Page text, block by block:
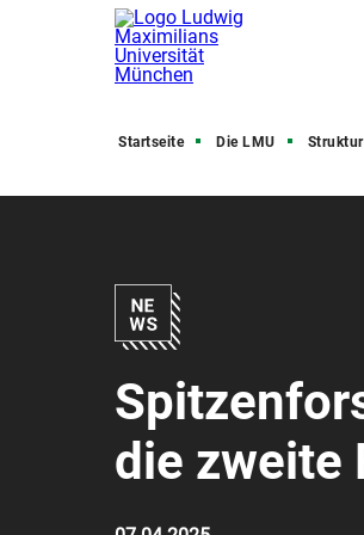
Startseite Die LMU Struktur
die zweite